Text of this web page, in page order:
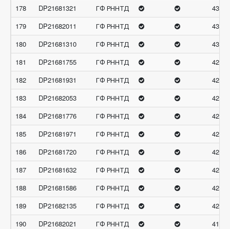
178
DP21681321 ГФ РННТД
43.36
179
DP21682011 ГФ РННТД
43.27
180
DP21681310 ГФ РННТД
181
DP21681755 ГФ РННТД
42.93
182
DP21681931 ГФ РННТД
183
DP21682053 ГФ РННТД
42.65
184
DP21681776 ГФ РННТД
185
DP21681971 ГФ РННТД
186
DP21681720 ГФ РННТД
42.5
187
DP21681632 ГФ РННТД
42.28
188
DP21681586 ГФ РННТД
42.23
189
DP21682135 ГФ РННТД
42.06
190
DP21682021 ГФ РННТД
41.76